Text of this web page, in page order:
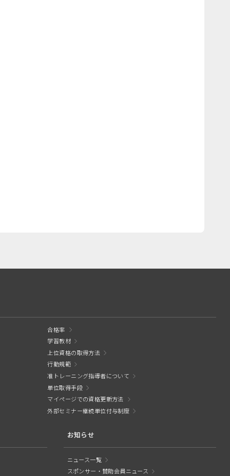
合格率
学習教材
上位資格の取得方法
行動規範
准トレーニング指導者について
単位取得手段
マイページでの資格更新方法
外部セミナー継続単位付与制度
お知らせ
ニュース一覧
スポンサー・賛助会員ニュース